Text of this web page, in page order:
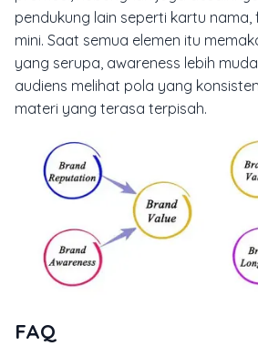
pendukung lain seperti kartu
mini. Saat semua elemen itu
yang serupa, awareness lebih
audiens melihat pola yang
materi yang terasa terpisah.
FAQ